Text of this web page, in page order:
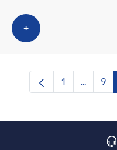
+
Pàgina
1 ... 9